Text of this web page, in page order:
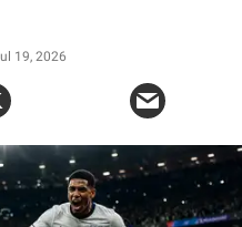
19, 2026